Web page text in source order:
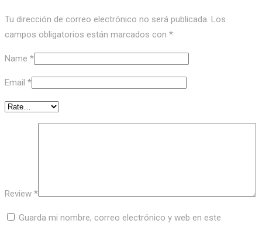
Tu dirección de correo electrónico no será publicada. Los
campos obligatorios están marcados con *
Name *
Email *
Review *
Guarda mi nombre, correo electrónico y web en este